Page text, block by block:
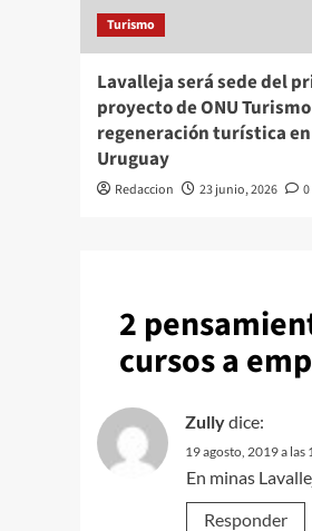
Turismo
Lavalleja será sede del
proyecto de ONU
regeneración turística en
Uruguay
Redaccion 23 junio, 2026 0
2
cursos a
Zullydice:
19 agosto, 2019 a las
En minas
Responder